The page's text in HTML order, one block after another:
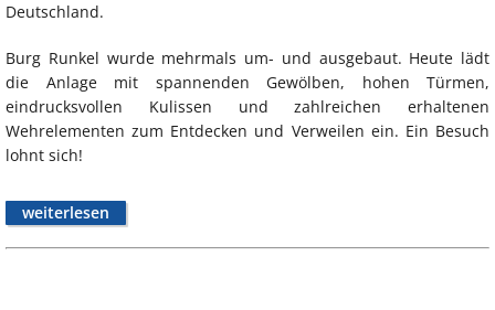
Deutschland.
Burg Runkel wurde mehrmals um- und ausgebaut. Heute lädt
die Anlage mit spannenden Gewölben, hohen Türmen,
eindrucksvollen Kulissen und zahlreichen erhaltenen
Wehrelementen zum Entdecken und Verweilen ein. Ein Besuch
lohnt sich!
weiterlesen